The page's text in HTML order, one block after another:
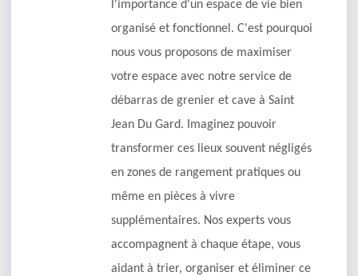
l'importance d'un espace de vie bien
organisé et fonctionnel. C'est pourquoi
nous vous proposons de maximiser
votre espace avec notre service de
débarras de grenier et cave à Saint
Jean Du Gard. Imaginez pouvoir
transformer ces lieux souvent négligés
en zones de rangement pratiques ou
même en pièces à vivre
supplémentaires. Nos experts vous
accompagnent à chaque étape, vous
aidant à trier, organiser et éliminer ce